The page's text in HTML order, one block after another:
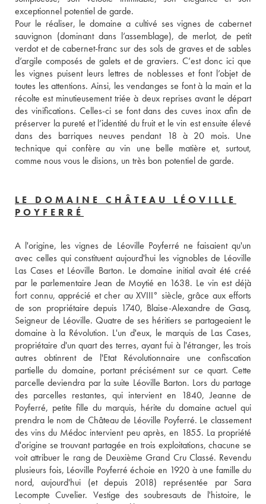
exceptionnel potentiel de garde.
Pour le réaliser, le domaine a cultivé ses vignes de cabernet
sauvignon (dominant dans l’assemblage), de merlot, de petit
verdot et de cabernet-franc sur des sols de graves et de sables
d’argile composés de galets et de graviers. C’est donc ici que
les vignes puisent leurs lettres de noblesses et font l’objet de
toutes les attentions. Ainsi, les vendanges se font à la main et la
récolte est minutieusement triée à deux reprises avant le départ
des vinifications. Celles-ci se font dans des cuves inox afin de
préserver la pureté et l’identité du fruit et le vin est ensuite élevé
dans des barriques neuves pendant 18 à 20 mois. Une
technique qui confère au vin une belle matière et, surtout,
comme nous vous le disions, un très bon potentiel de garde.
LE DOMAINE CHÂTEAU LÉOVILLE
POYFERRÉ
A l'origine, les vignes de Léoville Poyferré ne faisaient qu'un
avec celles qui constituent aujourd'hui les vignobles de Léoville
Las Cases et Léoville Barton. Le domaine initial avait été créé
par le parlementaire Jean de Moytié en 1638. Le vin est déjà
fort connu, apprécié et cher au XVIII° siècle, grâce aux efforts
de son propriétaire depuis 1740, Blaise-Alexandre de Gasq,
Seigneur de Léoville. Quatre de ses héritiers se partageaient le
domaine à la Révolution. L'un d'eux, le marquis de Las Cases,
propriétaire d'un quart des terres, ayant fui à l'étranger, les trois
autres obtinrent de l'Etat Révolutionnaire une confiscation
partielle du domaine, portant précisément sur ce quart. Cette
parcelle deviendra par la suite Léoville Barton. Lors du partage
des parcelles restantes, qui intervient en 1840, Jeanne de
Poyferré, petite fille du marquis, hérite du domaine actuel qui
prendra le nom de Château de Léoville Poyferré. Le classement
des vins du Médoc intervient peu après, en 1855. La propriété
d'origine se trouvant partagée en trois exploitations, chacune se
voit attribuer le rang de Deuxième Grand Cru Classé. Revendu
plusieurs fois, Léoville Poyferré échoie en 1920 à une famille du
nord, aujourd'hui (et depuis 2018) représentée par Sara
Lecompte Cuvelier. Vestige des soubresauts de l'histoire, le